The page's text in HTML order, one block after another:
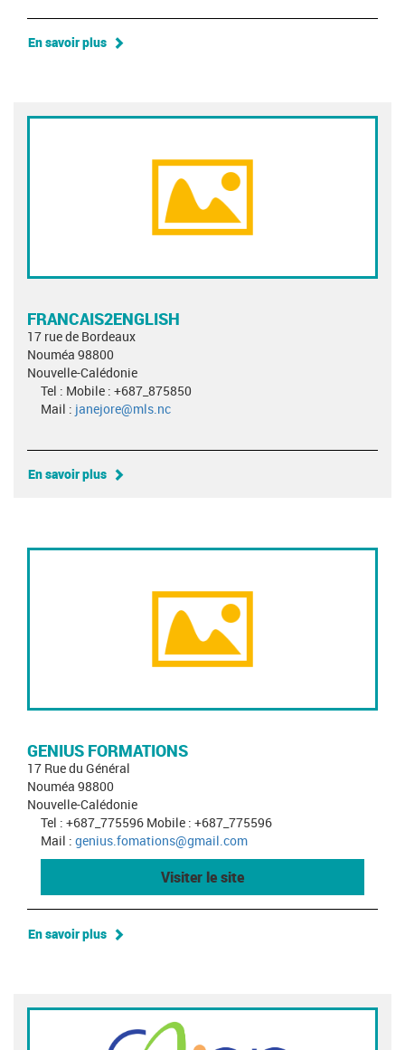
En savoir plus
FRANCAIS2ENGLISH
17 rue de Bordeaux
Nouméa 98800
Nouvelle-Calédonie
Tel : Mobile : +687_875850
Mail : janejore@mls.nc
En savoir plus
GENIUS FORMATIONS
17 Rue du Général
Nouméa 98800
Nouvelle-Calédonie
Tel : +687_775596 Mobile : +687_775596
Mail : genius.fomations@gmail.com
Visiter le site
En savoir plus